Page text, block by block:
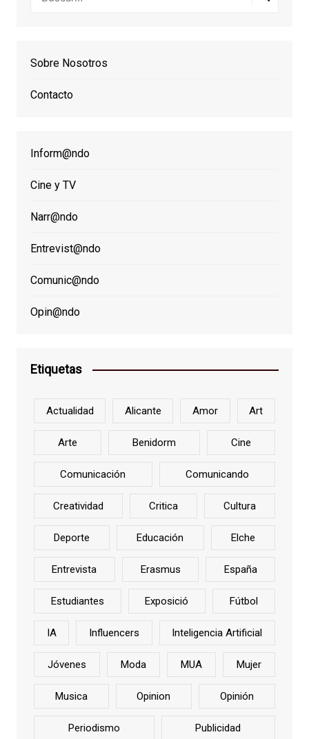
Sobre Nosotros
Contacto
Inform@ndo
Cine y TV
Narr@ndo
Entrevist@ndo
Comunic@ndo
Opin@ndo
Etiquetas
Actualidad Alicante Amor Art
Arte Benidorm Cine
Comunicación Comunicando
Creatividad Critica Cultura
Deporte Educación Elche
Entrevista Erasmus España
Estudiantes Exposició Fútbol
IA Influencers Inteligencia Artificial
Jóvenes Moda MUA Mujer
Musica Opinion Opinión
Periodismo Publicidad